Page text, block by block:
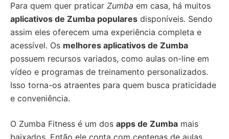
Para quem quer praticar Zumba em casa, há muitos
aplicativos de Zumba populares disponíveis. Sendo
assim eles oferecem uma experiência completa e
acessível. Os melhores aplicativos de Zumba
possuem recursos variados, como aulas on-line em
vídeo e programas de treinamento personalizados.
Isso torna-os atraentes para quem busca praticidade
e conveniência.
O Zumba Fitness é um dos apps de Zumba mais
baixados. Então ele conta com centenas de aulas